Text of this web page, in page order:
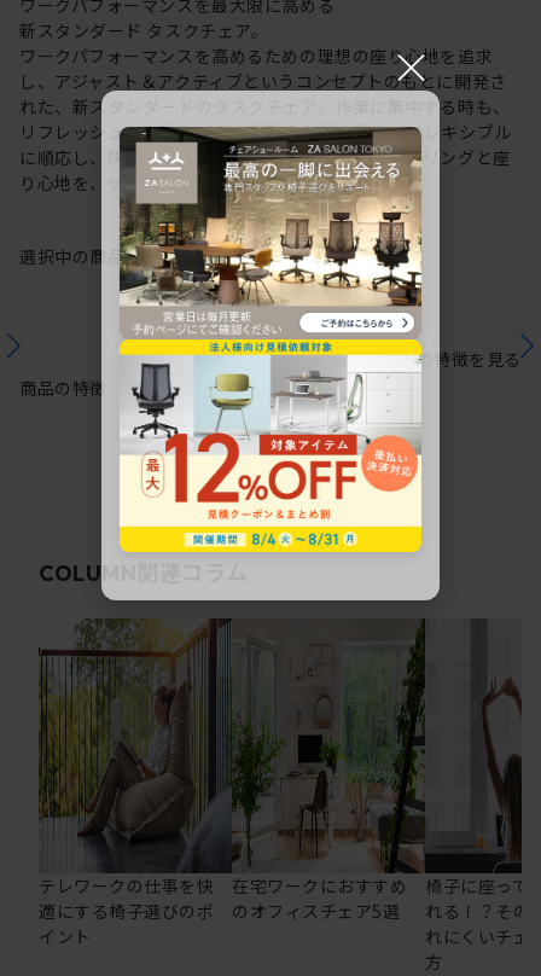
新スタンダード タスクチェア。
ワークパフォーマンスを高めるための理想の座り心地を追求
し、アジャスト＆アクティブというコンセプトのもとに開発さ
れた、新スタンダードのタスクチェア。作業に集中する時も、
リフレッシュする時も、座る姿勢や身体の動きにフレキシブル
に順応し、快適にサポートします。新感覚のスタイリングと座
り心地を、ぜひご体感ください。
選択中の商品情報保証注意事項
商品の特徴
シリーズの特徴を見る
COLUMN
テレワークの仕事を快
適にする椅子選びのポ
イント
在宅ワークにおすすめ
のオフィスチェア5選
椅子に座って
れる！？その
れにくいチェ
方
×